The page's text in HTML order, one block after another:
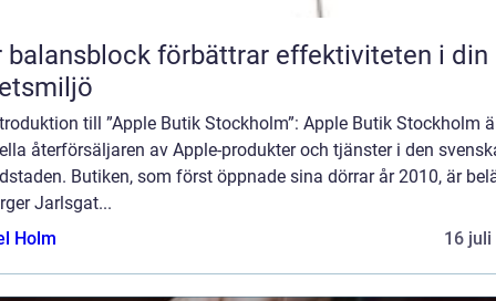
balansblock förbättrar effektiviteten i din
till ”Apple Butik Stockholm”: Apple Butik Stockholm
återförsäljaren av Apple-produkter och tjänster i den
Butiken, som först öppnade sina dörrar år 2010, är
Jarlsgat...
Holm
16 juli